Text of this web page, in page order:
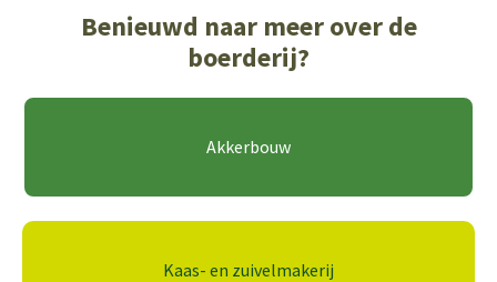
Benieuwd naar meer over de
boerderij?
Akkerbouw
Kaas- en zuivelmakerij